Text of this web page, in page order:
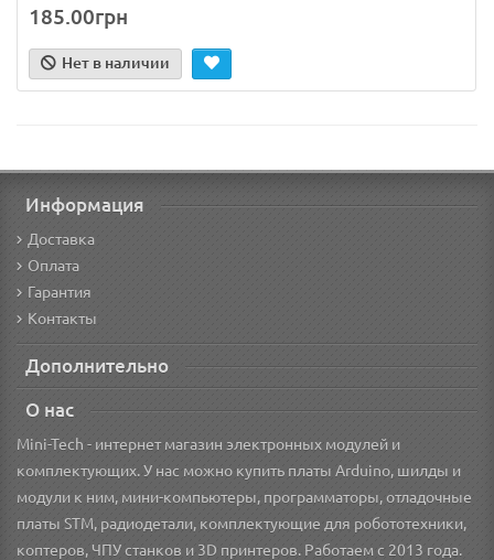
185.00грн
Нет в наличии
Информация
Доставка
Оплата
Гарантия
Контакты
Дополнительно
О нас
Mini-Tech - интернет магазин электронных модулей и
комплектующих. У нас можно купить платы Arduino, шилды и
модули к ним, мини-компьютеры, программаторы, отладочные
платы STM, радиодетали, комплектующие для робототехники,
коптеров, ЧПУ станков и 3D принтеров. Работаем с 2013 года.